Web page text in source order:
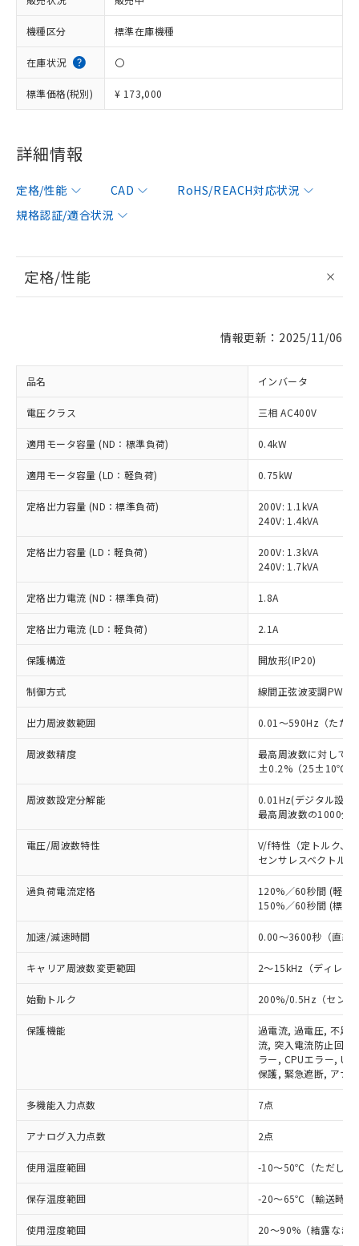
機種区分 標準在庫機種
在庫状況 〇
標準価格(税別) ¥ 173,000
詳細情報
定格/性能 CAD
RoHS/REACH対応状況
規格認証/適合状況
定格/性能
情報更新：2025/11/06
品名 インバータ
電圧クラス 三相 AC400V
適用モータ容量 (ND：標準負荷) 0.4kW
適用モータ容量 (LD：軽負荷) 0.75kW
定格出力容量 (ND：標準負荷)
200V: 1.1kVA
240V: 1.4kVA
定格出力容量 (LD：軽負荷)
200V: 1.3kVA
240V: 1.7kVA
定格出力電流 (ND：標準負荷) 1.8A
定格出力電流 (LD：軽負荷) 2.1A
保護構造 開放形(IP20)
制御方式 線間正弦波変調PWM
出力周波数範囲 0.01～590Hz（ただ
周波数精度
最高周波数に対して
±0.2%（25±10℃）
周波数設定分解能
0.01Hz(デジタル設定)
最高周波数の1000分
電圧/周波数特性
V/f特性（定トルク、
センサレスベクトル
過負荷電流定格
120%／60秒間 (軽負
150%／60秒間 (標準
加速/減速時間 0.00～3600秒（直線
キャリア周波数変更範囲 2～15kHz（ディレー
始動トルク 200%/0.5Hz（センサ
保護機能
過電流, 過電圧, 不足
流, 突入電流防止回路
ラー, CPUエラー,
保護, 緊急遮断, アナ
多機能入力点数 7点
アナログ入力点数 2点
使用温度範囲 -10～50℃（ただし、
保存温度範囲 -20～65℃（輸送時）
使用湿度範囲 20～90%（結露なき
ご利用条件
以下の条件をお読みいただき、同意のうえ
ご利用ください。
対応済み：EU RoHS指令（10物質）の
非含有に対応した製品が提供可能な商品で
す。
対応予定：EU RoHS指令（10物質）の非含
有に対応した製品に切り替える予定のある
対応予定なし：EU RoHS指令（10物質）の
非含有に非対応の商品で、対応品を出す予
定はありません。